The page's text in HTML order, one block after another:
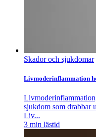
Skador och sjukdomar
Livmoderinflammation
sjukdom som drabbar
Liv...
3 min lästid